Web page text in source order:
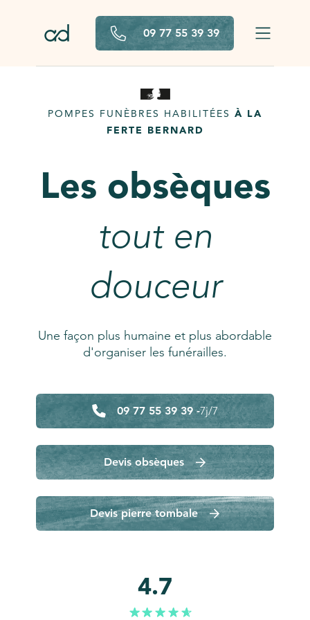
09 77 55 39 39
POMPES FUNÈBRES HABILITÉES À LA
FERTE BERNARD
Les obsèques
tout en
douceur
Une façon plus humaine et plus abordable
d'organiser les funérailles.
09 77 55 39 39 -7j/7
Devis obsèques
Devis pierre tombale
4.7